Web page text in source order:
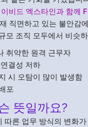
비드 엑스타인과 함께
직면하고 있는 불안감
모 조직 모두에서 비슷
취약한 원격 근무자
결성 저하
시 오탐이 많이 발생함
포
뜻일까요?
따른 업무 방식의 변화